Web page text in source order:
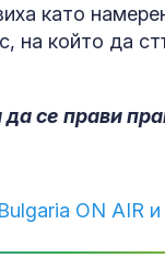
като
на който да
се прави
ON AIR и